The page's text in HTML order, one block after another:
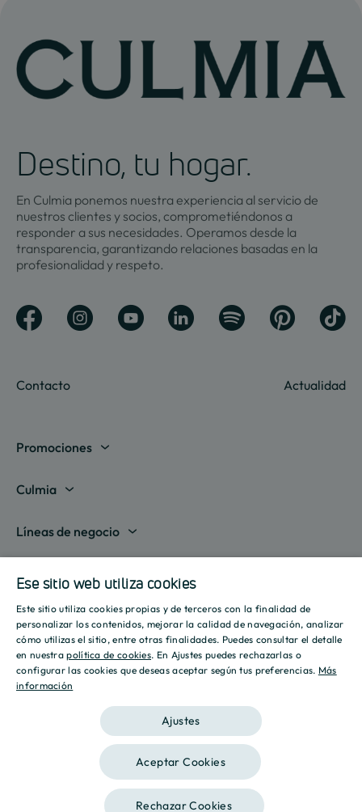
Destino, tu hogar.
En Culmia ponemos nuestra experiencia al servicio de
nuestros clientes y socios, comprometiéndonos a
responder a sus necesidades. Operamos desde la
transparencia, garantizando relaciones basadas en la
profesionalidad y respeto.
Contacto Actualidad
Promociones
Madrid
Valencia
Sevilla
Islas Baleares
Mostrar todas
Culmia
Sobre nosotros
Destino Culmia
Sala de prensa
Informes
Iniciativas
Culmia Challenges
Culmia Fest
Trabaja con nosotros
Líneas de negocio
Vivienda Alquiler
Gestión de Suelo
Actualidad
Culmia es noticia
Tendencias
Estilo de vida
Sostenibilidad
Recursos
Guías
Calculadora Hipotecaria
Calculadora Energética
Política de privacidad Política de Cookies
2026 Culmia • Todos los derechos reservados
Este sitio está registrado en wpml.org
como sitio de desarrollo. Cambia a una
SPANISH
ENGLISH
Ese sitio web utiliza cookies
Este sitio utiliza cookies propias y de terceros con la finalidad de
personalizar los contenidos, mejorar la calidad de navegación, analizar
cómo utilizas el sitio, entre otras finalidades. Puedes consultar el detalle
en nuestrapolítica de cookies. En Ajustes puedes rechazarlas o
configurar las cookies que deseas aceptar según tus preferencias. Más
información
Ajustes
Aceptar Cookies
Rechazar Cookies